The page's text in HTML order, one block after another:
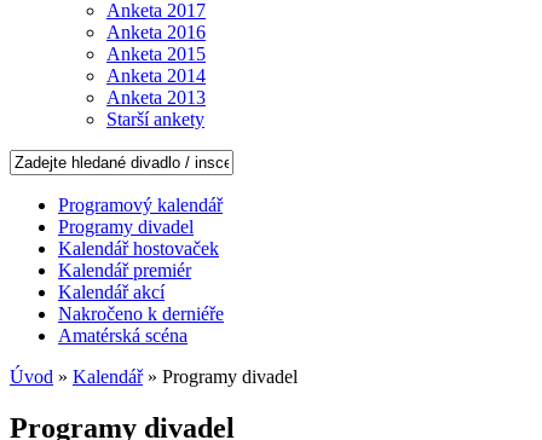
Anketa 2017
Anketa 2016
Anketa 2015
Anketa 2014
Anketa 2013
Starší ankety
Programový kalendář
Programy divadel
Kalendář hostovaček
Kalendář premiér
Kalendář akcí
Nakročeno k derniéře
Amatérská scéna
Úvod » Kalendář» Programy divadel
Programy divadel